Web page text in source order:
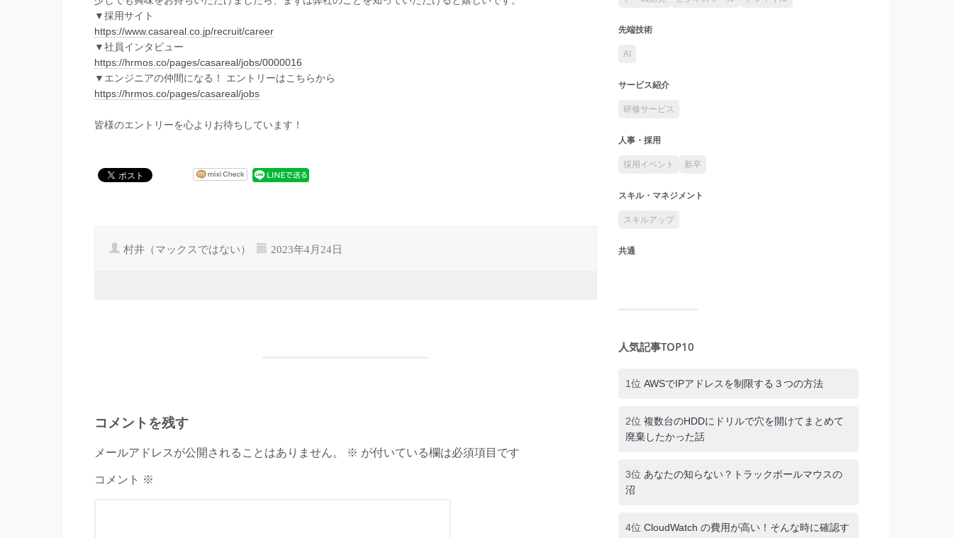
▼採用サイト
https://www.casareal.co.jp/recruit/career
▼社員インタビュー
https://hrmos.co/pages/casareal/jobs/0000016
▼エンジニアの仲間になる！ エントリーはこちらから
https://hrmos.co/pages/casareal/jobs
皆様のエントリーを心よりお待ちしています！
村井（マックスではない） 2023年4月24日
コメントを残す
メールアドレスが公開されることはありません。 ※ が付いている欄は必須項目です
コメント ※
先端技術
AI
サービス紹介
研修サービス
人事・採用
採用イベント 新卒
スキル・マネジメント
スキルアップ
共通
人気記事TOP10
1位 AWSでIPアドレスを制限する３つの方法
2位 複数台のHDDにドリルで穴を開けてまとめて
廃棄したかった話
3位 あなたの知らない？トラックボールマウスの
沼
4位 CloudWatch の費用が高い！そんな時に確認す